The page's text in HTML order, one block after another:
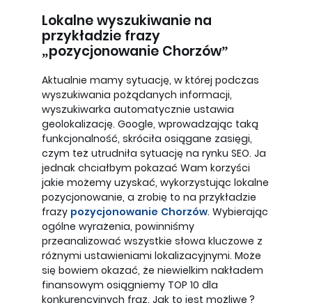
Lokalne wyszukiwanie na
przykładzie frazy
„pozycjonowanie Chorzów”
Aktualnie mamy sytuację, w której podczas
wyszukiwania pożądanych informacji,
wyszukiwarka automatycznie ustawia
geolokalizację. Google, wprowadzając taką
funkcjonalność, skróciła osiągane zasięgi,
czym też utrudniła sytuację na rynku SEO. Ja
jednak chciałbym pokazać Wam korzyści
jakie możemy uzyskać, wykorzystując lokalne
pozycjonowanie, a zrobię to na przykładzie
frazy pozycjonowanie Chorzów. Wybierając
ogólne wyrażenia, powinniśmy
przeanalizować wszystkie słowa kluczowe z
różnymi ustawieniami lokalizacyjnymi. Może
się bowiem okazać, że niewielkim nakładem
finansowym osiągniemy TOP 10 dla
konkurencyjnych fraz. Jak to jest możliwe?